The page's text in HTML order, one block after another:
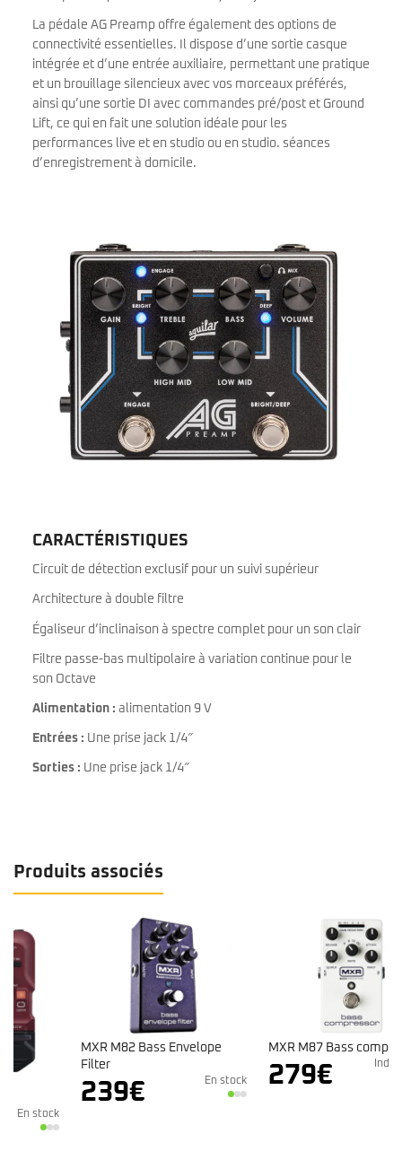
La pédale AG Preamp offre également des options de
connectivité essentielles. Il dispose d’une sortie casque
intégrée et d’une entrée auxiliaire, permettant une pratique
et un brouillage silencieux avec vos morceaux préférés,
ainsi qu’une sortie DI avec commandes pré/post et Ground
Lift, ce qui en fait une solution idéale pour les
performances live et en studio ou en studio. séances
d’enregistrement à domicile.
CARACTÉRISTIQUES
Circuit de détection exclusif pour un suivi supérieur
Architecture à double filtre
Égaliseur d’inclinaison à spectre complet pour un son clair
Filtre passe-bas multipolaire à variation continue pour le
son Octave
Alimentation : alimentation 9 V
Entrées : Une prise jack 1/4″
Sorties : Une prise jack 1/4″
Produits associés
MXR M82 Bass Envelope
Filter
€
MXR M87 Bass compressor
279 € Indisponible